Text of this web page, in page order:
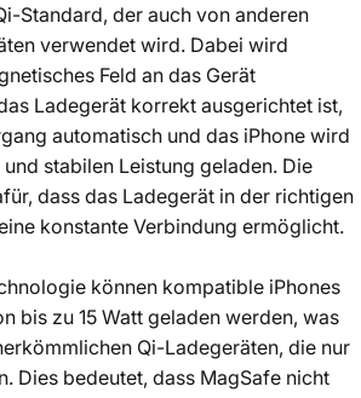
Standard, der auch von anderen
verwendet wird. Dabei wird
Feld an das Gerät
Ladegerät korrekt ausgerichtet ist,
automatisch und das iPhone wird
stabilen Leistung geladen. Die
dass das Ladegerät in der richtigen
konstante Verbindung ermöglicht.
können kompatible iPhones
bis zu 15 Watt geladen werden, was
Qi-Ladegeräten, die nur
Dies bedeutet, dass MagSafe nicht